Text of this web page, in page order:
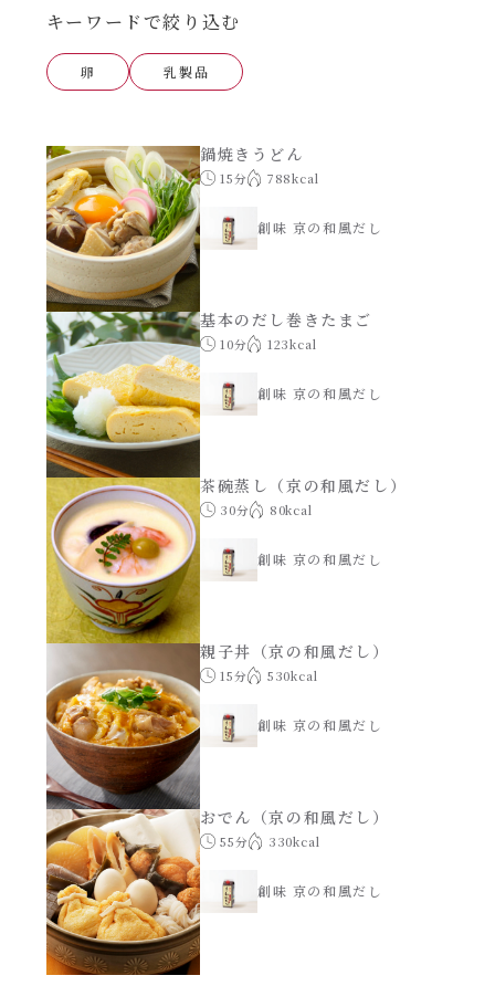
ヘルシー（150kcal以下）
時短（調理時間10分以下）
お弁当
お祝い
おつまみ/おやつ
主菜
副菜
ごはんもの
サラダ
スープ
本気中華
肉ピクキノピク
鍋
グラタン/ドリア
シャンタン粉末（シャンタンチーズニングを
含む）
あえるハコネーゼナポリタン
あえるハコネーゼジェノベーゼ
あえるハコネーゼペペロンチーノ
あえるハコネーゼたらこクリーム
シャンタンシリーズ
シャンタン粉末
創味のつゆ
創味のつゆあまくち
創味のつゆ減塩
京の和風だし
白だし
カレーだし
そうめんつゆ
すき焼のたれ
焼肉のたれ 初代
キーワードで絞り込む
卵 乳製品
鍋焼きうどん
15分 788kcal
創味 京の和風だし
基本のだし巻きたまご
10分 123kcal
創味 京の和風だし
茶碗蒸し（京の和風だし）
30分 80kcal
創味 京の和風だし
親子丼（京の和風だし）
15分 530kcal
創味 京の和風だし
おでん（京の和風だし）
55分 330kcal
創味 京の和風だし